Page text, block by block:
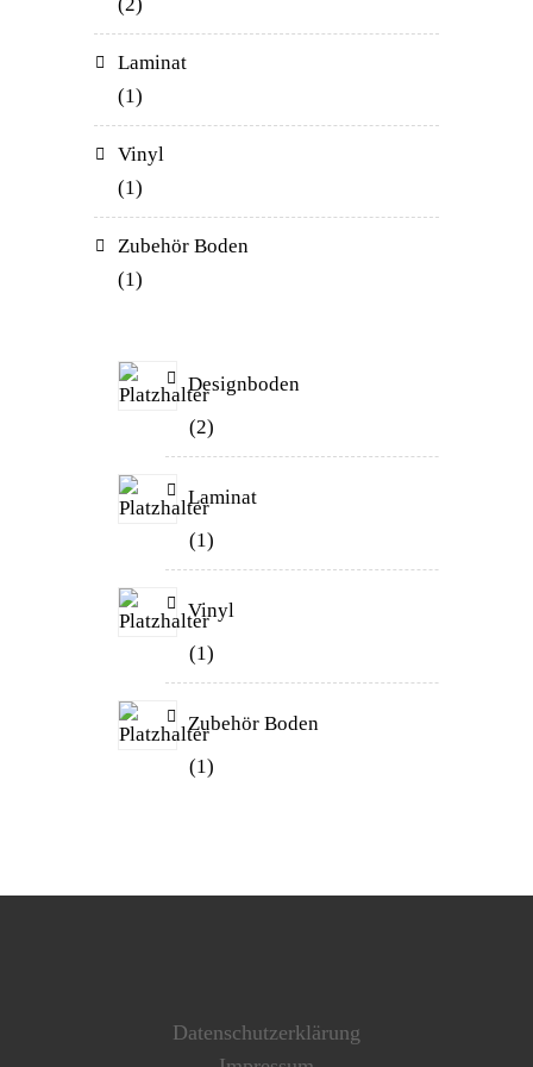
Laminat
1
Vinyl
1
Zubehör Boden
1
Designboden
2
Laminat
1
Vinyl
1
Zubehör Boden
1
Datenschutzerklärung